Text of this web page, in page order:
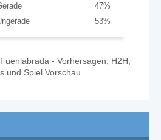
%
47
%
53
- Vorhersagen, H2H,
und Spiel Vorschau